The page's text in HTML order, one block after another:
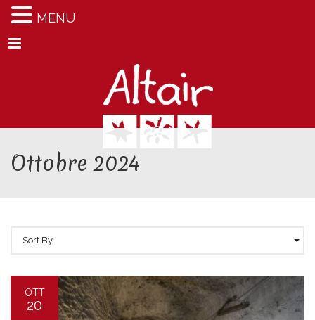
Menu
Ottobre 2024
Sort By
OTT
20
MENU